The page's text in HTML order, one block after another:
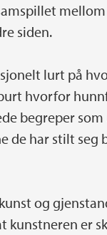
siden.
lurt på
hvorfor
begreper
de har stilt
og
kunstneren er